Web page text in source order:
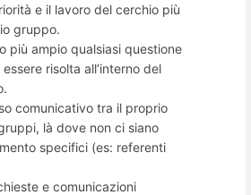
e il lavoro del cerchio più
gruppo.
più ampio qualsiasi questione
risolta all’interno del
comunicativo tra il proprio
là dove non ci siano
specifici (es: referenti
e comunicazioni